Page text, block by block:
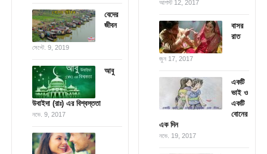
বেদের
জীবন
সেপ্টে. 9, 2019
আবু
উবাইদা (রাঃ) এর বিশ্বস্ততা
নভে. 9, 2017
আগস্ট 12, 2017
বাসর
রাত
জুন 17, 2017
একটি
ভাই ও
একটি
বোনের
এক দিন
নভে. 19, 2017